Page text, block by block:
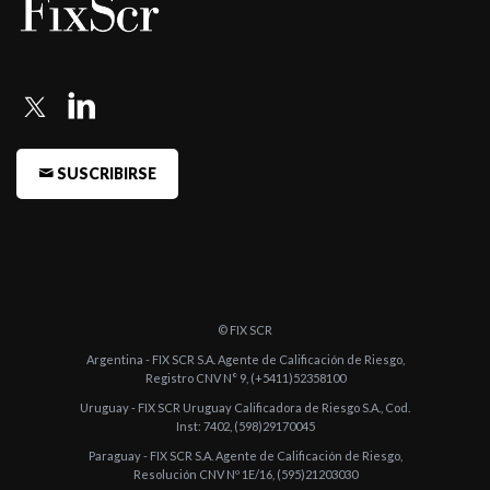
-FIX (afiliada de Fitch Ratings) comenta acciones de calificación
sobre 11 F ...
Fondos de Re ...
-FIX (afiliada de Fitch Ratings) comenta acciones de calificación
de tres Fo ...
FIX (afiliada de Fitch Ratings) comenta acciones de calificación
FIX (afiliada de Fitch Ratings) comenta acciones de calificación
sobre 29 F ...
SUSCRIBIRSE
© FIX SCR
Argentina - FIX SCR S.A. Agente de Calificación de Riesgo,
Registro CNV N° 9, (+5411)52358100
Uruguay - FIX SCR Uruguay Calificadora de Riesgo S.A., Cod.
Inst: 7402, (598)29170045
Paraguay - FIX SCR S.A. Agente de Calificación de Riesgo,
Resolución CNV Nº 1E/16, (595)21203030